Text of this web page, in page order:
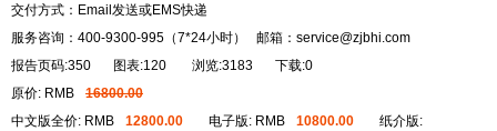
交付方式：Email发送或EMS快递
服务咨询：400-9300-995（7*24小时） 邮箱：service@zjbhi.com
报告页码:350
图表:120 浏览:3183
下载:0
原价: RMB
16800.00
中文版全价: RMB
12800.00 电子版: RMB 10800.00
纸介版: